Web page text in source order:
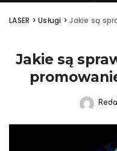
LASER >Usługi >Jakie są
Jakie są